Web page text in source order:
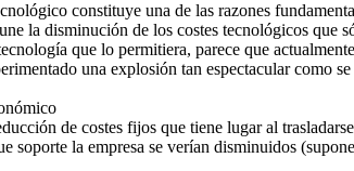
constituye una de las razones
la disminución de los costes tecnológicos que
que lo permitiera, parece que
una explosión tan espectacular como
de costes fijos que tiene lugar al
soporte la empresa se verían disminuidos